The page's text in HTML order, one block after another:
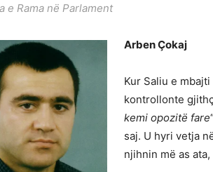
e Rama në Parlament
Arben Çokaj
Kur Saliu e
kontrollonte
kemi opozitë fare
saj. U hyri vetja
njihnin më as